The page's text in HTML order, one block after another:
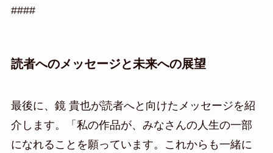
####
読者へのメッセージと未来への展望
最後に、鏡 貴也が読者へと向けたメッセージを紹
介します。「私の作品が、みなさんの人生の一部
になれることを願っています。これからも一緒に